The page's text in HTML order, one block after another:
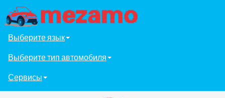
Выберите язык
Выберите тип автомобиля
Сервисы